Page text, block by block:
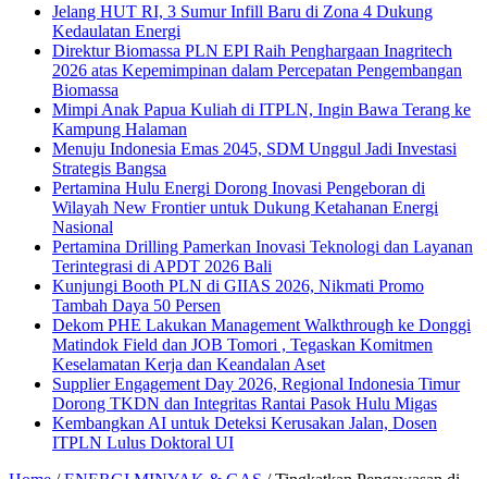
Jelang HUT RI, 3 Sumur Infill Baru di Zona 4 Dukung
Kedaulatan Energi
Direktur Biomassa PLN EPI Raih Penghargaan Inagritech
2026 atas Kepemimpinan dalam Percepatan Pengembangan
Biomassa
Mimpi Anak Papua Kuliah di ITPLN, Ingin Bawa Terang ke
Kampung Halaman
Menuju Indonesia Emas 2045, SDM Unggul Jadi Investasi
Strategis Bangsa
Pertamina Hulu Energi Dorong Inovasi Pengeboran di
Wilayah New Frontier untuk Dukung Ketahanan Energi
Nasional
Pertamina Drilling Pamerkan Inovasi Teknologi dan Layanan
Terintegrasi di APDT 2026 Bali
Kunjungi Booth PLN di GIIAS 2026, Nikmati Promo
Tambah Daya 50 Persen
Dekom PHE Lakukan Management Walkthrough ke Donggi
Matindok Field dan JOB Tomori , Tegaskan Komitmen
Keselamatan Kerja dan Keandalan Aset
Supplier Engagement Day 2026, Regional Indonesia Timur
Dorong TKDN dan Integritas Rantai Pasok Hulu Migas
Kembangkan AI untuk Deteksi Kerusakan Jalan, Dosen
ITPLN Lulus Doktoral UI